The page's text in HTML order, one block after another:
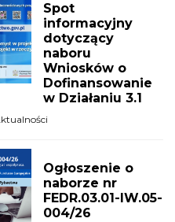
Spot
informacyjny
dotyczący
naboru
Wniosków o
Dofinansowanie
w Działaniu 3.1
Ogłoszenie o
naborze nr
FEDR.03.01-IW.05-
004/26